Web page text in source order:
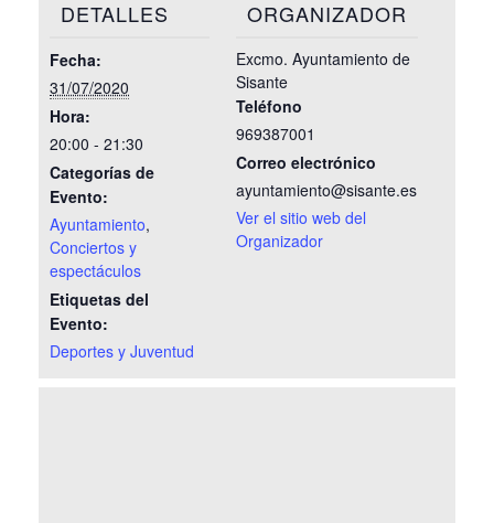
DETALLES
Fecha:
31/07/2020
Hora:
20:00 - 21:30
Categorías de
Evento:
Ayuntamiento,
Conciertos y
espectáculos
Etiquetas del
Evento:
Deportes y Juventud
ORGANIZADOR
Excmo. Ayuntamiento de
Sisante
Teléfono
969387001
Correo electrónico
ayuntamiento@sisante.es
Ver el sitio web del
Organizador